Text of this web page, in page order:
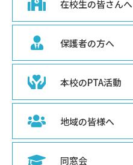
在校生の皆さんへ
保護者の方へ
本校のPTA活動
地域の皆様へ
同窓会